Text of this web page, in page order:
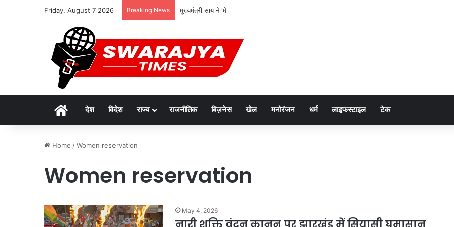
Friday, August 7 2026 Breaking News मुख्यमंत्री साय ने ‘मेरी बेटी–मेरा अभिमान’ अभियान का किया शुभारंभ
Homeदेश विदेश राज्य राजनीतिक बिज़नेस खेल मनोरंजन धर्म लाइफस्टाइल टेक
Home /Women reservation
Women reservation
May 4, 2026